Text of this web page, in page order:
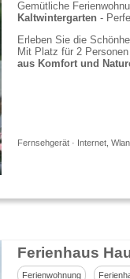
Gemütliche
Kaltwintergarten -
Erleben Sie die
Mit Platz für 2
aus Komfort und
Fernsehgerät · Internet,
Ferienhaus
Ferienwohnung